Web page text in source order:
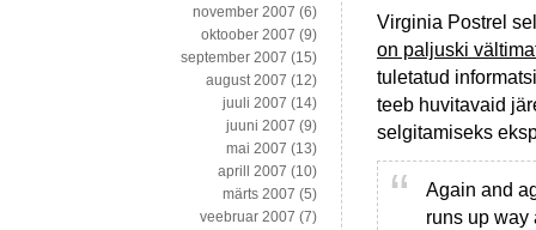
Virginia Postrel
on paljuski
tuletatud
teeb huvitavaid
selgitamiseks
Again and
runs up way
november 2007 (6)
oktoober 2007 (9)
september 2007 (15)
august 2007 (12)
juuli 2007 (14)
juuni 2007 (9)
mai 2007 (13)
aprill 2007 (10)
märts 2007 (5)
veebruar 2007 (7)